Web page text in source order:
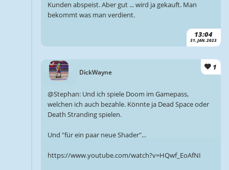
13:04
31. JAN. 2023
Kunden abspeist. Aber gut ... wird ja gekauft. Man
bekommt was man verdient.
DickWayne
1
@Stephan: Und ich spiele Doom im Gamepass,
welchen ich auch bezahle. Könnte ja Dead Space oder
Death Stranding spielen.
Und "für ein paar neue Shader"...
https://www.youtube.com/watch?v=HQwf_EoAfNI